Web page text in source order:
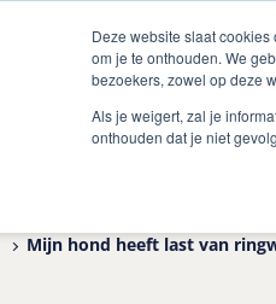
Deze website slaat
om je te onthouden. We
bezoekers, zowel op deze
Als je weigert, zal je
onthouden dat je niet
Mijn hond heeft last van